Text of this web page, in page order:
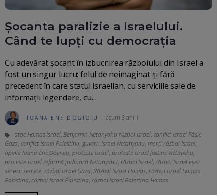
Șocanta paralizie a Israelului.
Când te lupți cu democrația
Cu adevărat șocant în izbucnirea războiului din Israel a
fost un singur lucru: felul de neimaginat și fără
precedent în care statul israelian, cu serviciile sale de
informații legendare, cu…
IOANA ENE DOGIOIU acum 3 ani
atac Hamas Israel, Benjamin Netanyahu război Israel, conflict Israel Fâșia
Gaza, conflict Israel Palestina, guvern Israel Netanyahu, morți război Israel,
opinie Ioana Ene Dogioiu, proteste Israel, proteste Israel justiție Netayahu,
proteste Israel reformă judiciară Netanyahu, război Israel, război Israel eșec
servicii secrete, război Israel Gaza, Război Israel Hamas, război Israel Hamas
Palestina, război Israel Palestina, război Israel Palestina Hamas